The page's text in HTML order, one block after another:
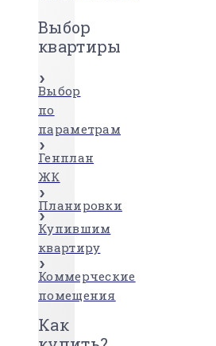
Выбор
квартиры
Выбор
по
параметрам
Генплан
ЖК
Планировки
Купившим
квартиру
Коммерческие
помещения
Как